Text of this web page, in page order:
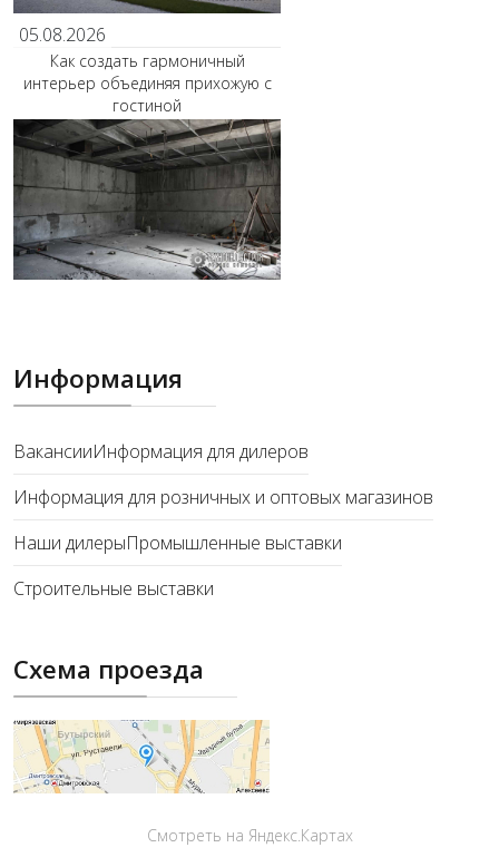
05.08.2026
Как создать гармоничный
интерьер объединяя прихожую с
гостиной
Информация
ВакансииИнформация для дилеров
Информация для розничных и оптовых магазинов
Наши дилерыПромышленные выставки
Строительные выставки
Схема проезда
Смотреть на Яндекс.Картах